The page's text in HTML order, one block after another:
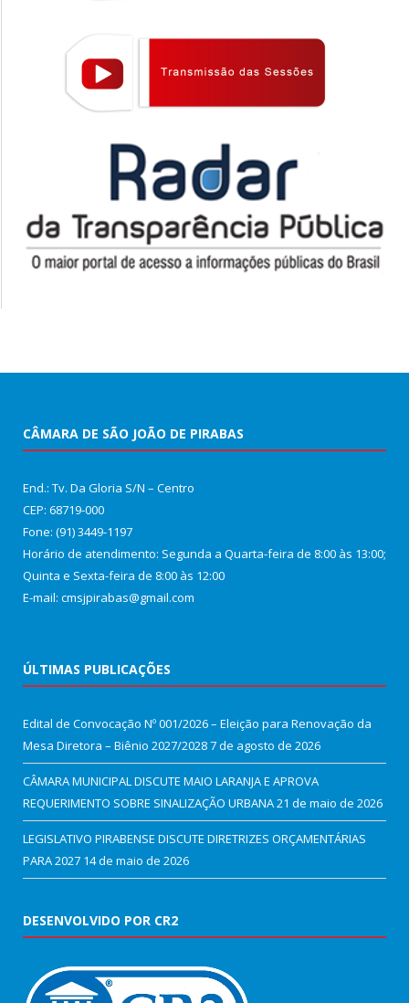
CÂMARA DE SÃO JOÃO DE PIRABAS
End.: Tv. Da Gloria S/N – Centro
CEP: 68719-000
Fone: (91) 3449-1197
Horário de atendimento: Segunda a Quarta-feira de 8:00 às 13:00;
Quinta e Sexta-feira de 8:00 às 12:00
E-mail: cmsjpirabas@gmail.com
ÚLTIMAS PUBLICAÇÕES
Edital de Convocação Nº 001/2026 – Eleição para Renovação da
Mesa Diretora – Biênio 2027/20287 de agosto de 2026
CÂMARA MUNICIPAL DISCUTE MAIO LARANJA E APROVA
REQUERIMENTO SOBRE SINALIZAÇÃO URBANA21 de maio de 2026
LEGISLATIVO PIRABENSE DISCUTE DIRETRIZES ORÇAMENTÁRIAS
PARA 2027 14 de maio de 2026
DESENVOLVIDO POR CR2